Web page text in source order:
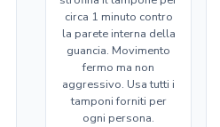
circa 1 minuto contro
la parete interna della
guancia. Movimento
fermo ma non
aggressivo. Usa tutti i
tamponi forniti per
ogni persona.